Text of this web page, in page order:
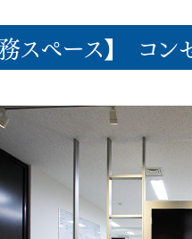
サービス内容
ファシリティ
オフィスビ
施工事例
務スペース】 コ